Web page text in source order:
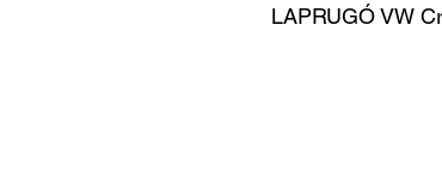
LAPRUGÓ VW